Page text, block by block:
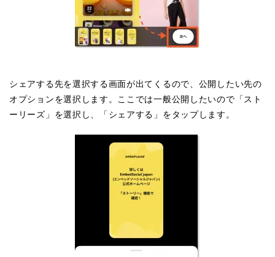
シェアする先を選択する画面が出てくるので、公開したい先の
オプションを選択します。ここでは一般公開したいので「スト
ーリーズ」を選択し、「シェアする」をタップします。